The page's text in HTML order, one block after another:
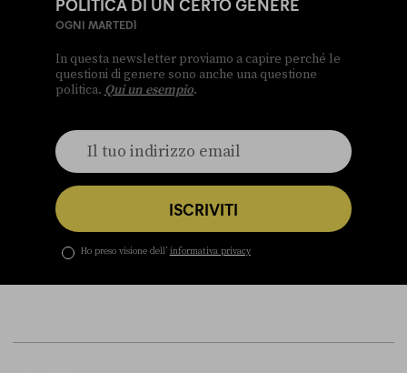
POLITICA DI UN CERTO GENERE
OGNI MARTEDÌ
In questa newsletter proviamo a capire perché le
questioni di genere sono anche una questione
politica. Qui un esempio.
ISCRIVITI
Ho preso visione dell’ informativa privacy